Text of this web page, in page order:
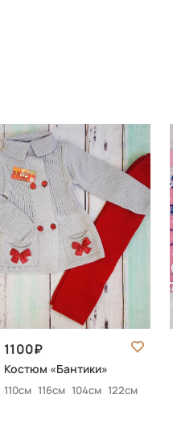
1100
Костюм «Бантики»
110см 116см 104см 122см